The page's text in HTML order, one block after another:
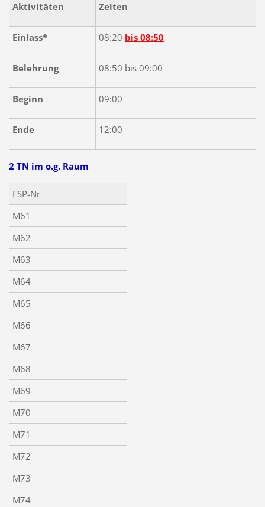
Aktivitäten Zeiten
Einlass* 08:20 bis 08:50
Belehrung 08:50 bis 09:00
Beginn 09:00
Ende 12:00
2 TN im o.g. Raum
FSP-Nr
M61
M62
M63
M64
M65
M66
M67
M68
M69
M70
M71
M72
M73
M74